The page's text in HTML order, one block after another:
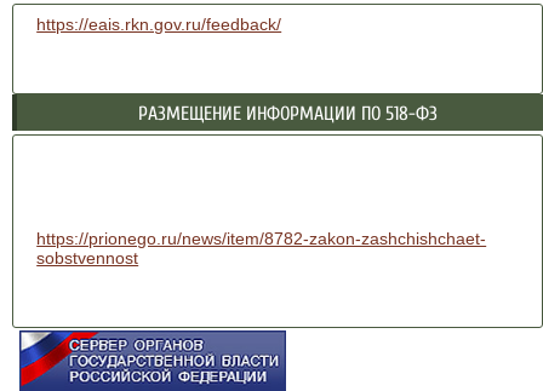
https://eais.rkn.gov.ru/feedback/
РАЗМЕЩЕНИЕ ИНФОРМАЦИИ ПО 518-ФЗ
https://prionego.ru/news/item/8782-zakon-zashchishchaet-
sobstvennost